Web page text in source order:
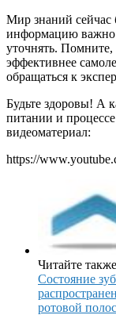
Мир знаний сейчас
информацию важно
уточнять.
эффективнее
обращаться к
Будьте здоровы! А к
питании и
видеоматериал:
https://
Читайте
Состояние
ротовой